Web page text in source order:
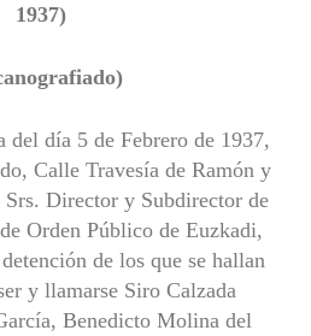
1937)
del día 5 de Febrero de 1937,
Calle Travesía de Ramón y
Srs. Director y Subdirector de
Orden Público de Euzkadi,
de los que se hallan
y llamarse Siro Calzada
Benedicto Molina del